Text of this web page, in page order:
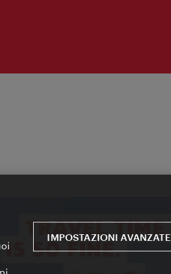
IMPOSTAZIONI AVANZATE